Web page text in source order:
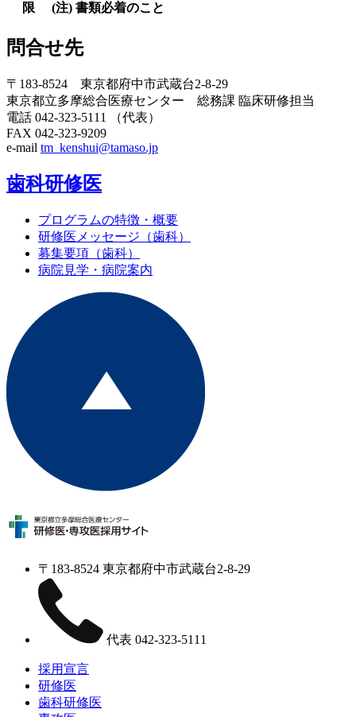
限
(注) 書類必着のこと
問合せ先
〒183-8524 東京都府中市武蔵台2-8-29
東京都立多摩総合医療センター 総務課 臨床研修担当
電話 042-323-5111 （代表）
FAX 042-323-9209
e-mail tm_kenshui@tamaso.jp
歯科研修医
プログラムの特徴・概要
研修医メッセージ（歯科）
募集要項（歯科）
病院見学・病院案内
〒183-8524 東京都府中市武蔵台2-8-29
代表 042-323-5111
採用宣言
研修医
歯科研修医